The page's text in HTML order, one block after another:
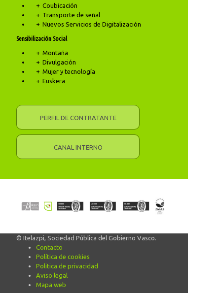
Coubicación
Transporte de señal
Nuevos Servicios de Digitalización
Sensibilización Social
Montaña
Divulgación
Mujer y tecnología
Euskera
PERFIL DE CONTRATANTE
CANAL INTERNO
© Itelazpi, Sociedad Pública del Gobierno Vasco.
Contacto
Política de cookies
Politica de privacidad
Aviso legal
Mapa web